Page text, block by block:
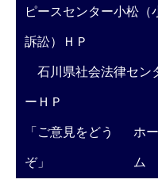
ピースセンター小松（
訴訟）ＨＰ
石川県社会法律セン
ーＨＰ
「ご意見をどう
ぞ」
ホー
ム